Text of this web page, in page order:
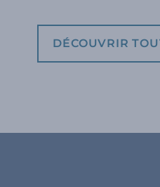
DÉCOUVRIR